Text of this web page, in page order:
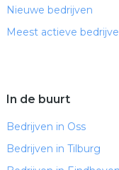
Nieuwe bedrijven
Meest actieve
In de buurt
Bedrijven in Oss
Bedrijven in Tilburg